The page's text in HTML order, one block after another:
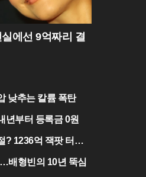
에선 9억짜리 결
낮추는 칼륨 폭탄
년부터 등록금 0원
? 1236억 잭팟 터진
배형빈의 10년 뚝심